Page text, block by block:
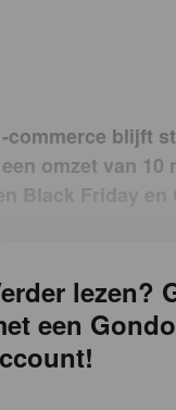
-commerce blijft
een omzet van
Black Friday
lezen?
een